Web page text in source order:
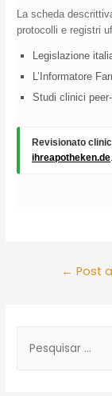
La scheda
protocolli e registri
Legislazione
L’Informatore
Studi clinici
Revisionato
ihreapotheken.de.
Post
← Post